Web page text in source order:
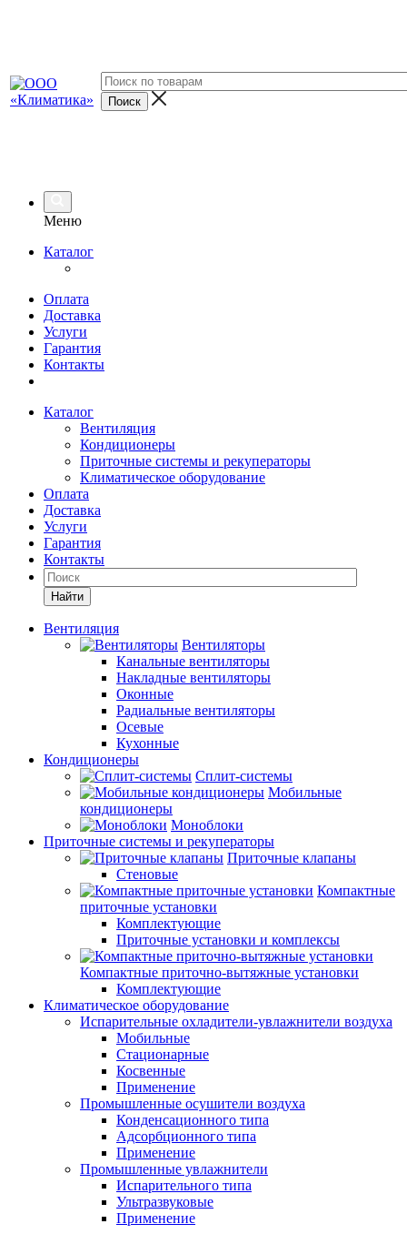
Меню
Каталог
Оплата
Доставка
Услуги
Гарантия
Контакты
Каталог
Вентиляция
Кондиционеры
Приточные системы и рекуператоры
Климатическое оборудование
Оплата
Доставка
Услуги
Гарантия
Контакты
Найти
Вентиляция
Вентиляторы
Канальные вентиляторы
Накладные вентиляторы
Оконные
Радиальные вентиляторы
Осевые
Кухонные
Кондиционеры
Сплит-системы
Мобильные
кондиционеры
Моноблоки
Приточные системы и рекуператоры
Приточные клапаны
Стеновые
Компактные
приточные установки
Комплектующие
Приточные установки и комплексы
Компактные приточно-вытяжные установки
Комплектующие
Климатическое оборудование
Испарительные охладители-увлажнители воздуха
Мобильные
Стационарные
Косвенные
Применение
Промышленные осушители воздуха
Конденсационного типа
Адсорбционного типа
Применение
Промышленные увлажнители
Испарительного типа
Ультразвуковые
Применение